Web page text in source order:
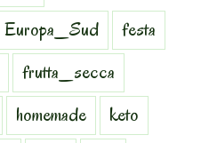
Europa_Sud
festa
frutta_secca
homemade
keto